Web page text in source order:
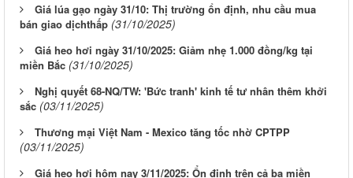
Giá lúa gạo ngày 31/10: Thị trường ổn định, nhu cầu mua
bán giao dịchthấp (31/10/2025)
Giá heo hơi ngày 31/10/2025: Giảm nhẹ 1.000 đồng/kg tại
miền Bắc (31/10/2025)
Nghị quyết 68-NQ/TW: 'Bức tranh' kinh tế tư nhân thêm khởi
sắc (03/11/2025)
Thương mại Việt Nam - Mexico tăng tốc nhờ CPTPP
(03/11/2025)
Giá heo hơi hôm nay 3/11/2025: Ổn định trên cả ba miền